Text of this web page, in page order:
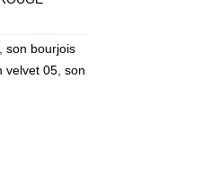
,son bourjois
velvet 05 ,son